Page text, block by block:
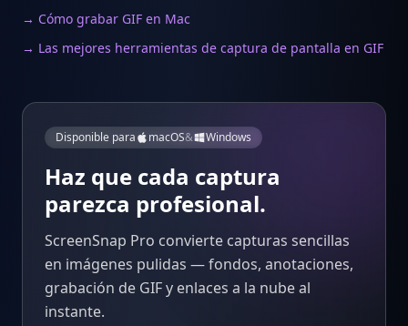
→ Cómo grabar GIF en Mac
→ Las mejores herramientas de captura de pantalla en GIF
Disponible para macOS& Windows
Haz que cada captura
parezca profesional.
ScreenSnap Pro convierte capturas sencillas
en imágenes pulidas — fondos, anotaciones,
grabación de GIF y enlaces a la nube al
instante.